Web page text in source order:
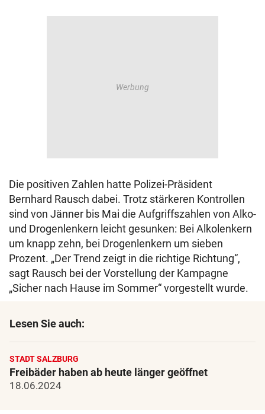
Die positiven Zahlen hatte Polizei-Präsident
Bernhard Rausch dabei. Trotz stärkeren Kontrollen
sind von Jänner bis Mai die Aufgriffszahlen von Alko-
und Drogenlenkern leicht gesunken: Bei Alkolenkern
um knapp zehn, bei Drogenlenkern um sieben
Prozent. „Der Trend zeigt in die richtige Richtung“,
sagt Rausch bei der Vorstellung der Kampagne
„Sicher nach Hause im Sommer“ vorgestellt wurde.
Lesen Sie auch:
STADT SALZBURG
Freibäder haben ab heute länger geöffnet
18.06.2024